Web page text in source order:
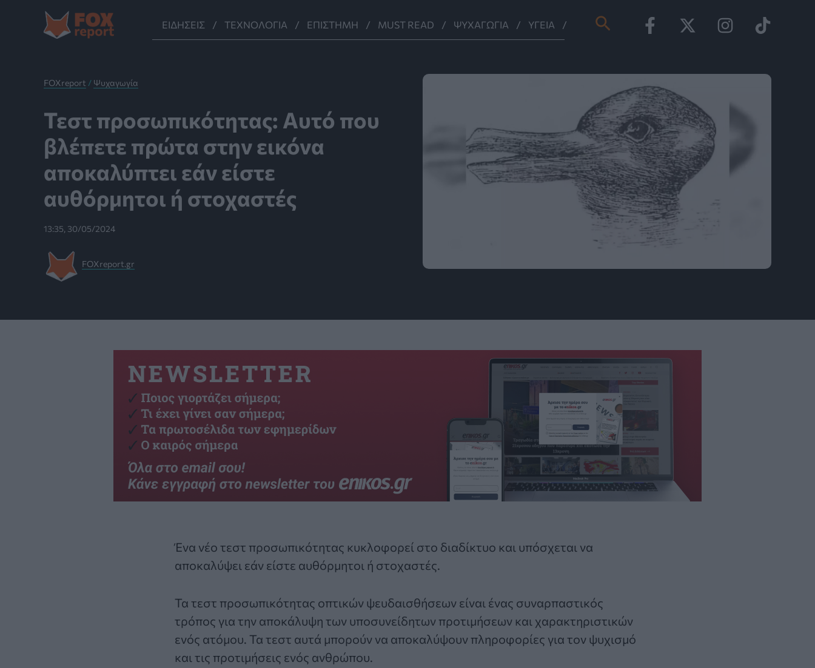
Μετάβαση
περιεχόμενο
ΕΙΔΉΣΕΙΣ ΤΕΧΝΟΛΟΓΊΑ ΕΠΙΣΤΉΜΗ MUST READ ΨΥΧΑΓΩΓΊΑ ΥΓΕΊΑ Αναζήτηση
FOXreport / Ψυχαγωγία
Τεστ προσωπικότητας: Αυτό που
βλέπετε πρώτα στην εικόνα
αποκαλύπτει εάν είστε
αυθόρμητοι ή στοχαστές
13:35, 30/05/2024
FOXreport.gr
Ένα νέο τεστ προσωπικότητας κυκλοφορεί στο διαδίκτυο και υπόσχεται να
αποκαλύψει εάν είστε αυθόρμητοι ή στοχαστές.
Τα τεστ προσωπικότητας οπτικών ψευδαισθήσεων είναι ένας συναρπαστικός
τρόπος για την αποκάλυψη των υποσυνείδητων προτιμήσεων και χαρακτηριστικών
ενός ατόμου. Τα τεστ αυτά μπορούν να αποκαλύψουν πληροφορίες για τον ψυχισμό
και τις προτιμήσεις ενός ανθρώπου.